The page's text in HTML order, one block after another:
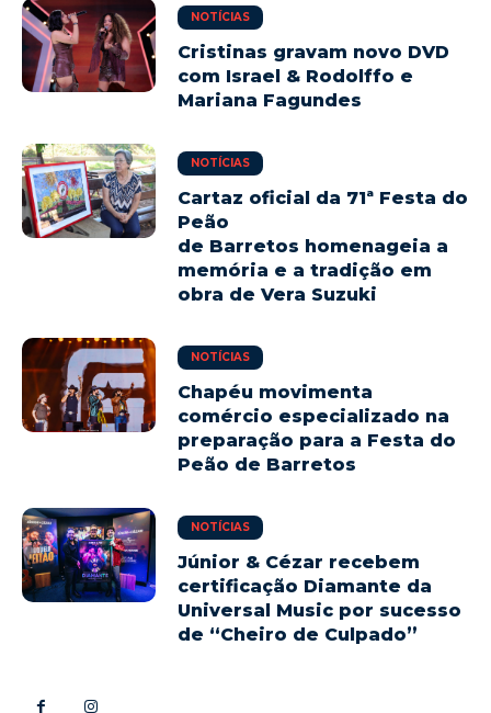
NOTÍCIAS
Cristinas gravam novo DVD
com Israel & Rodolffo e
Mariana Fagundes
NOTÍCIAS
Cartaz oficial da 71ª Festa do
Peão
de Barretos homenageia a
memória e a tradição em
obra de Vera Suzuki
NOTÍCIAS
Chapéu movimenta
comércio especializado na
preparação para a Festa do
Peão de Barretos
NOTÍCIAS
Júnior & Cézar recebem
certificação Diamante da
Universal Music por sucesso
de “Cheiro de Culpado”